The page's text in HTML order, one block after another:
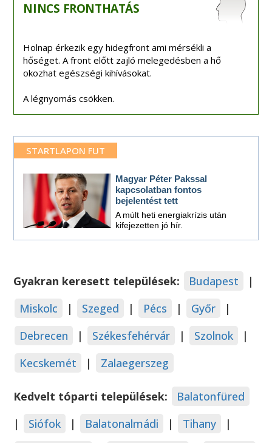
NINCS FRONTHATÁS
Holnap érkezik egy hidegfront ami mérsékli a
hőséget. A front előtt zajló melegedésben a hő
okozhat egészségi kihívásokat.
A légnyomás csökken.
STARTLAPON FUT
Magyar Péter Pakssal
kapcsolatban fontos
bejelentést tett
A múlt heti energiakrízis után
kifejezetten jó hír.
Gyakran keresett települések: Budapest
|
Miskolc
| Szeged | Pécs | Győr
|
Debrecen
| Székesfehérvár | Szolnok
|
Kecskemét
| Zalaegerszeg
Kedvelt tóparti települések:
Balatonfüred
|
Siófok | Balatonalmádi | Tihany
|